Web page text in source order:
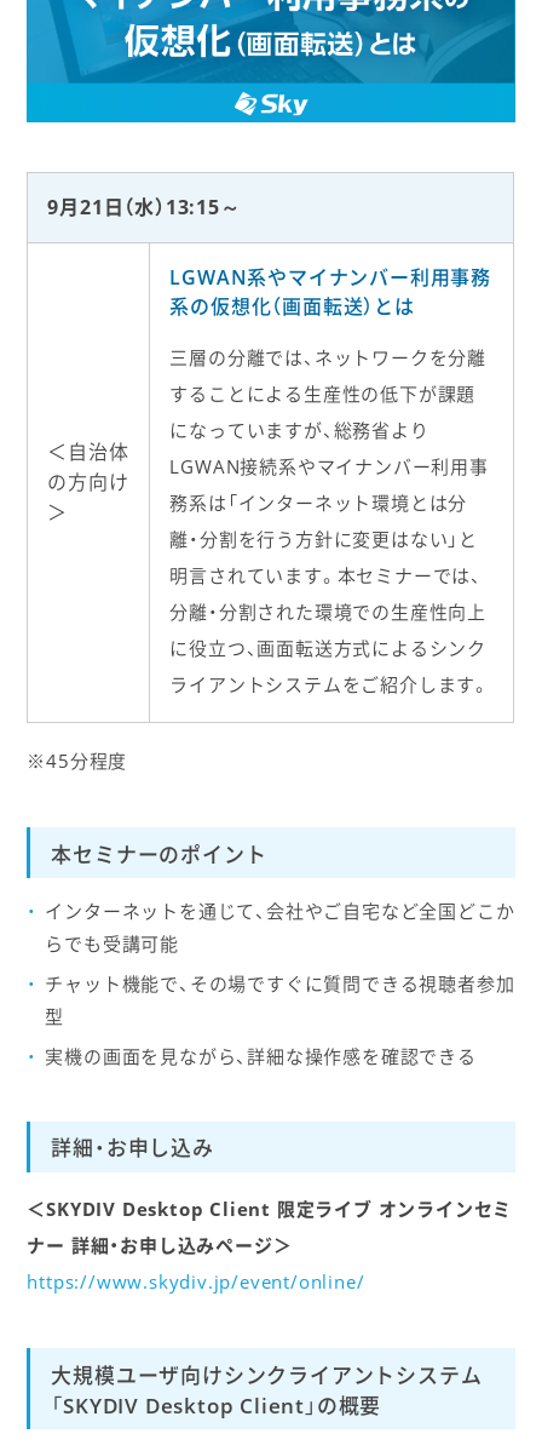
9月21日（水）13:15～
＜自治体
の方向け
＞
LGWAN系やマイナンバー利用事務
系の仮想化（画面転送）とは
三層の分離では、ネットワークを分離
することによる生産性の低下が課題
になっていますが、総務省より
LGWAN接続系やマイナンバー利用事
務系は「インターネット環境とは分
離・分割を行う方針に変更はない」と
明言されています。本セミナーでは、
分離・分割された環境での生産性向上
に役立つ、画面転送方式によるシンク
ライアントシステムをご紹介します。
※45分程度
本セミナーのポイント
インターネットを通じて、会社やご自宅など全国どこか
らでも受講可能
チャット機能で、その場ですぐに質問できる視聴者参加
型
実機の画面を見ながら、詳細な操作感を確認できる
詳細・お申し込み
＜SKYDIV Desktop Client 限定ライブ オンラインセミ
ナー 詳細・お申し込みページ＞
https://www.skydiv.jp/event/online/
大規模ユーザ向けシンクライアントシステム
「SKYDIV Desktop Client」の概要